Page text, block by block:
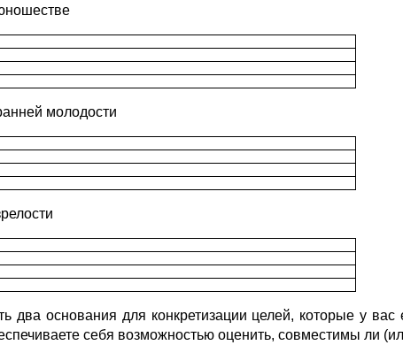
молодости
два основания для конкретизации целей, которые у
себя возможностью оценить, совместимы ли